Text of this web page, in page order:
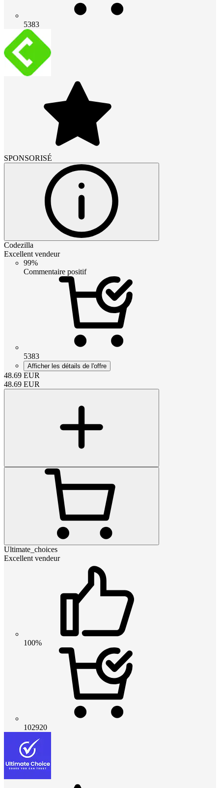
5383
SPONSORISÉ
Codezilla
Excellent vendeur
99%
Commentaire positif
5383
Afficher les détails de l'offre
48.69 EUR
48.69 EUR
Ultimate_choices
Excellent vendeur
100%
102920